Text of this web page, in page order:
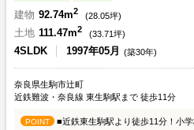
建物 92.74m2 (28.05坪)
土地 111.47m2 (33.71坪)
4SLDK 1997年05月 (築30年)
奈良県生駒市辻町
近鉄難波・奈良線 東生駒駅まで 徒歩11分
POINT ■近鉄東生駒駅より徒歩11分！小学